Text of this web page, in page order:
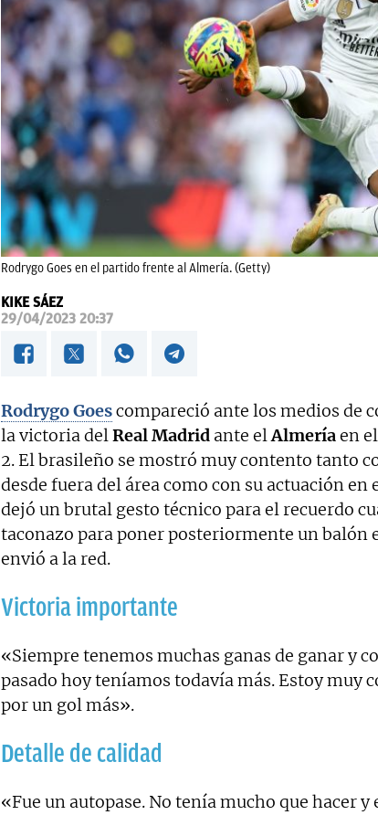
Rodrygo Goes en el partido frente al Almería. (Getty)
KIKE SÁEZ
29/04/2023 20:37
Rodrygo Goescompareció ante los medios de
la victoria delReal Madrid ante elAlmeríaen el
2. El brasileño se mostró muy contento tanto
desde fuera del área como con su actuación en
dejó un brutal gesto técnico para el recuerdo
taconazo para poner posteriormente un balón
envió a la red.
Victoria importante
«Siempre tenemos muchas ganas de ganar y
pasado hoy teníamos todavía más. Estoy muy
por un gol más».
Detalle de calidad
«Fue un autopase. No tenía mucho que hacer